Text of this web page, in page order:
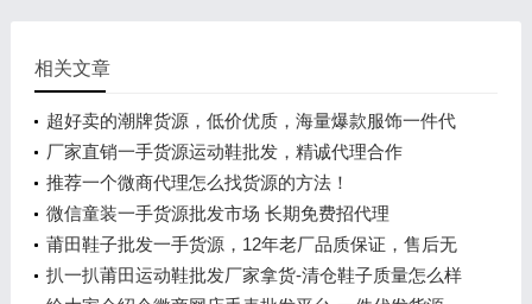
相关文章
超好卖的潮牌货源，低价优质，海量爆款服饰一件代
发
厂家直销一手货源运动鞋批发，精诚代理合作
推荐一个微商代理怎么找货源的方法！
微信童装一手货源批发市场 长期免费招代理
莆田鞋子批发一手货源，12年老厂品质保证，售后无
忧
扒一扒莆田运动鞋批发厂家拿货-清仓鞋子质量怎么样